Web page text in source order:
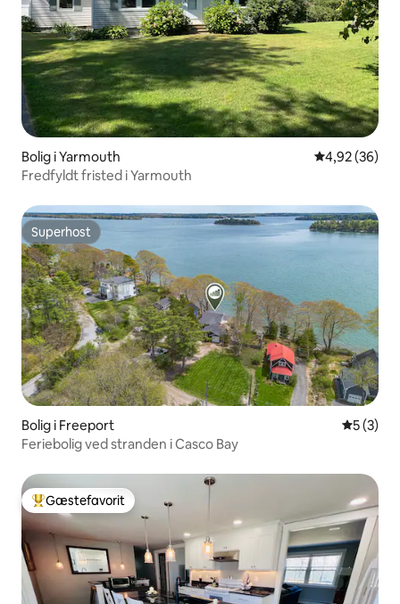
Bolig i Yarmouth 4,92 ud af 5 i
4,92 (36)
Fredfyldt fristed i Yarmouth
Superhost
Superhost
Bolig i Freeport 5 ud af 5
5 (3)
Feriebolig ved stranden i Casco Bay
Bedste gæstefavorit
Gæstefavorit